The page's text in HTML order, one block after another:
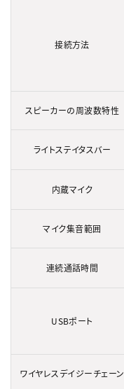
接続方法
スピーカーの周波数特性
ライトステイタスバー
内蔵マイク
マイク集音範囲
連続通話時間
USBポート
ワイヤレスデイジーチェーン